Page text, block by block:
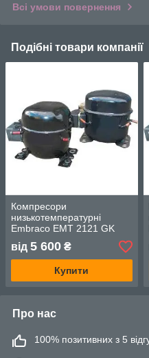
Всі умови повернення
Подібні товари компанії
Компресори
низькотемпературні
Embraco EMT 2121 GK
від 5 600 ₴
Купити
Про нас
100% позитивних з 5